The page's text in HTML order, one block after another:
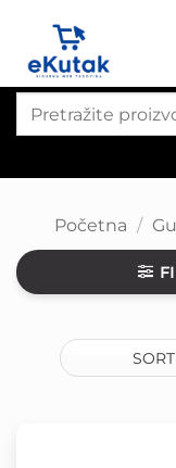
content
search
Početna /